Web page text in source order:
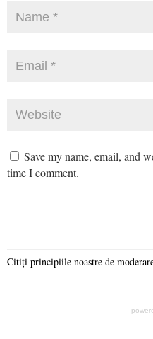
Save my name, email, and
time I comment.
Citiți principiile noastre de